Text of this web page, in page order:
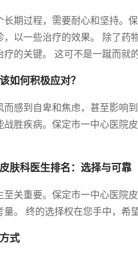
长期过程，需要耐心和坚持。
，以一些治疗的效果。 除了药
的关键。 这可不是一蹴而就
如何积极应对？
而感到自卑和焦虑，甚至影响
战胜疾病。保定市一中心医院
肤科医生排名：选择与可靠
至关重要。保定市一中心医院
。 终的选择权在您手中，希
式